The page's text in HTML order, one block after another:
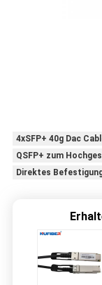
4xSFP+ 40g Dac
QSFP+ zum
Direktes